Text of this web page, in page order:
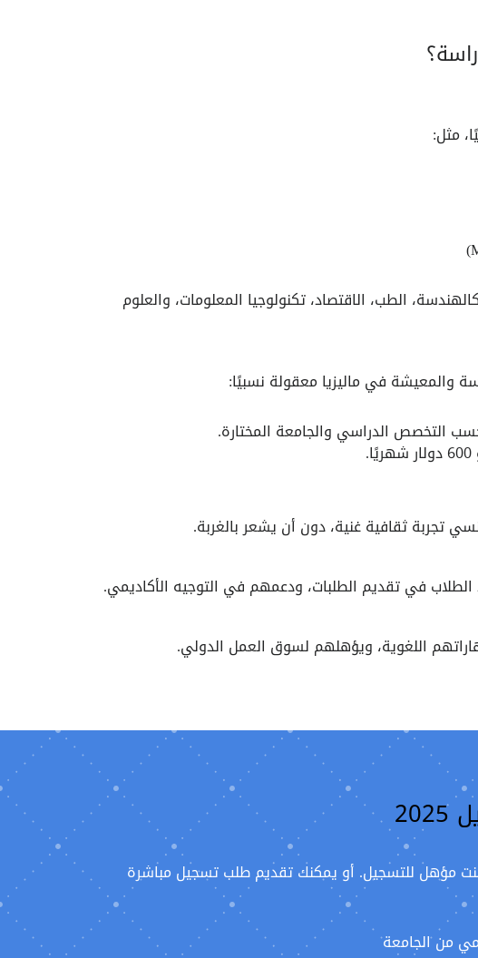
مثل:
الطب، الاقتصاد، تكنولوجيا المعلومات، والعلوم
والمعيشة في ماليزيا معقولة نسبيًا:
تجربة ثقافية غنية، دون أن يشعر بالغربة.
في تقديم الطلبات، ودعمهم في التوجيه الأكاديمي.
اللغوية، ويؤهلهم لسوق العمل الدولي.
والتفاصيل واذا كنت مؤهل للتسجيل. أو يمكنك تقديم طلب تسجيل مباشرة